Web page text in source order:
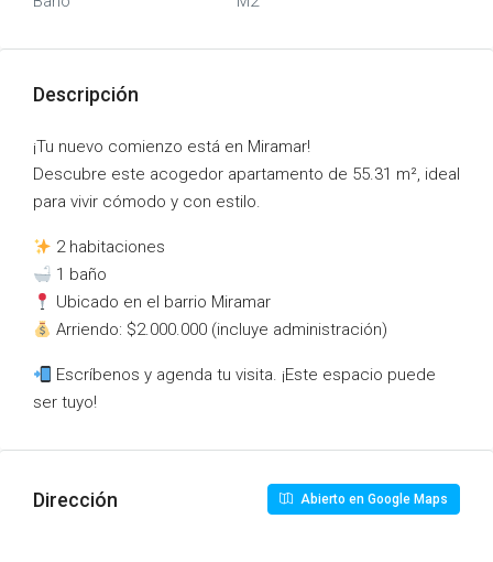
Descripción
¡Tu nuevo comienzo está en Miramar!
Descubre este acogedor apartamento de 55.31 m², ideal
para vivir cómodo y con estilo.
2 habitaciones
1 baño
Ubicado en el barrio Miramar
Arriendo: $2.000.000 (incluye administración)
Escríbenos y agenda tu visita. ¡Este espacio puede
ser tuyo!
Dirección Abierto en Google Maps